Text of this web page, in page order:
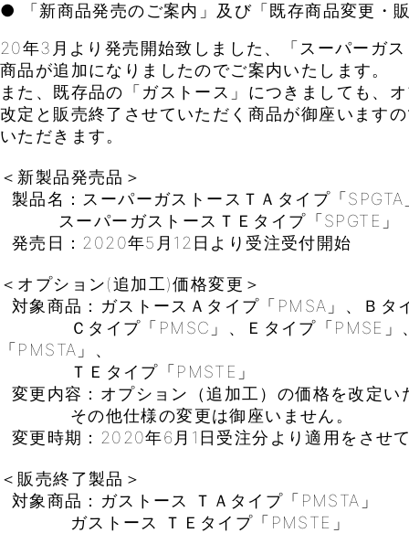
● 「新商品発売のご案内」及び「既存商品変更・
20年3月より発売開始致しました、「スーパーガ
商品が追加になりましたのでご案内いたします。
また、既存品の「ガストース」につきましても、
改定と販売終了させていただく商品が御座います
いただきます。
＜新製品発売品＞
製品名：スーパーガストースＴＡタイプ「SPGTA
スーパーガストースＴＥタイプ「SPGTE」
発売日：2020年5月12日より受注受付開始
＜オプション(追加工)価格変更＞
対象商品：ガストースＡタイプ「PMSA」、Ｂタ
Ｃタイプ「PMSC」、Ｅタイプ「PMSE」
「PMSTA」、
ＴＥタイプ「PMSTE」
変更内容：オプション（追加工）の価格を改定い
その他仕様の変更は御座いません。
変更時期：2020年6月1日受注分より適用をさせ
＜販売終了製品＞
対象商品：ガストース ＴＡタイプ「PMSTA」
ガストース ＴＥタイプ「PMSTE」